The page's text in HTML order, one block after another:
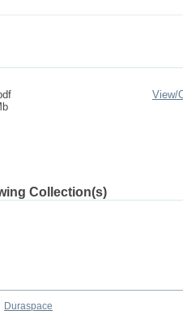
View/
Collection(s)
Duraspace